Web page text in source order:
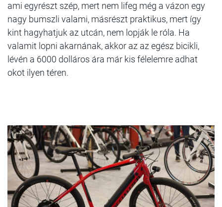
ami egyrészt szép, mert nem lifeg még a vázon egy
nagy bumszli valami, másrészt praktikus, mert így
kint hagyhatjuk az utcán, nem lopják le róla. Ha
valamit lopni akarnának, akkor az az egész bicikli,
lévén a 6000 dolláros ára már kis félelemre adhat
okot ilyen téren.